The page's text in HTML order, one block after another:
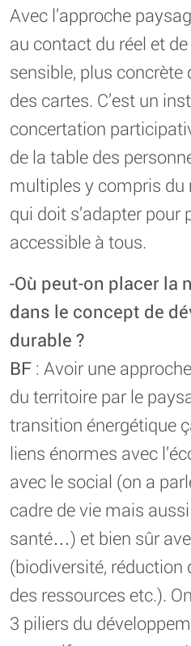
Avec l’approche
au contact du réel et
sensible, plus concrète
des cartes. C’est un
concertation
de la table des
multiples y compris du
qui doit s’adapter pour
accessible à tous.
-Où peut-on placer la
dans le concept de
durable ?
BF : Avoir une
du territoire par le
transition énergétique
liens énormes avec
avec le social (on a
cadre de vie mais
santé…) et bien sûr
(biodiversité, réduction
des ressources etc.).
3 piliers du